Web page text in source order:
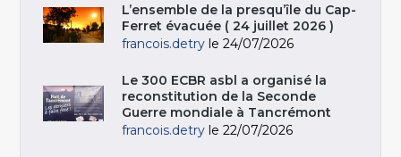
L’ensemble de la presqu’île du Cap-
Ferret évacuée ( 24 juillet 2026 )
francois.detry le 24/07/2026
Le 300 ECBR asbl a organisé la
reconstitution de la Seconde
Guerre mondiale à Tancrémont
francois.detry le 22/07/2026